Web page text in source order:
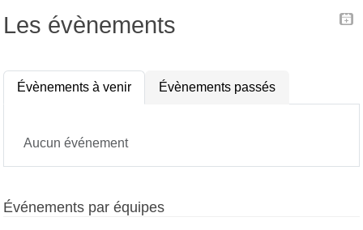
Les évènements
Évènements à venir Évènements passés
Aucun événement
Événements par équipes